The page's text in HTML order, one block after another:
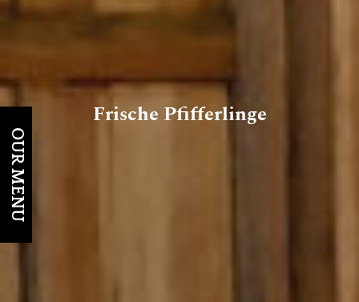
Frische Pfifferlinge
OUR MENU